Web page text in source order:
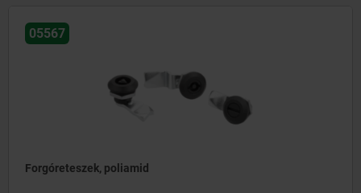
05567
Forgóreteszek, poliamid